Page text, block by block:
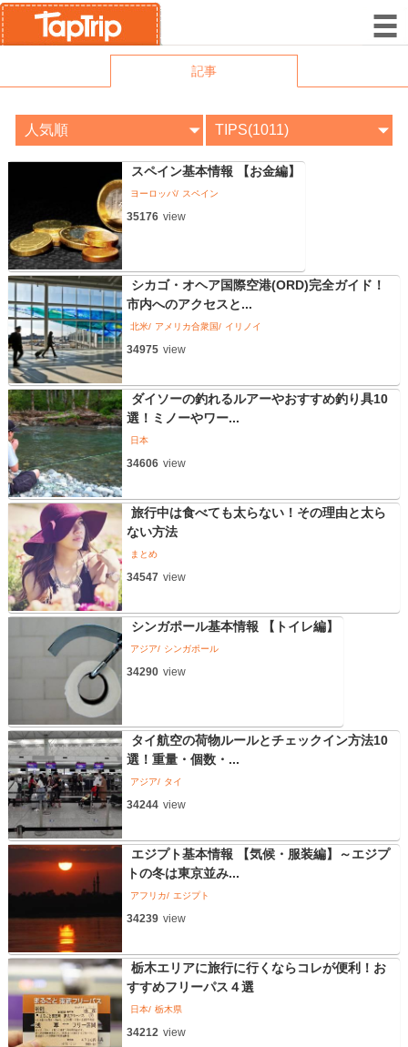
記事
スペイン基本情報 【お金編】
ヨーロッパ スペイン
35176 view
シカゴ・オヘア国際空港(ORD)完全ガイド！
市内へのアクセスと...
北米 アメリカ合衆国 イリノイ
34975 view
ダイソーの釣れるルアーやおすすめ釣り具10
選！ミノーやワー...
日本
34606 view
旅行中は食べても太らない！その理由と太ら
ない方法
まとめ
34547 view
シンガポール基本情報 【トイレ編】
アジア シンガポール
34290 view
タイ航空の荷物ルールとチェックイン方法10
選！重量・個数・...
アジア タイ
34244 view
エジプト基本情報 【気候・服装編】～エジプ
トの冬は東京並み...
アフリカ エジプト
34239 view
栃木エリアに旅行に行くならコレが便利！お
すすめフリーパス４選
日本 栃木県
34212 view